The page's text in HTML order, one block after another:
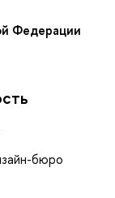
Федерации
бюро